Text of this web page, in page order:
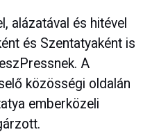
alázatával és hitével
és Szentatyaként is
A
közösségi oldalán
emberközeli